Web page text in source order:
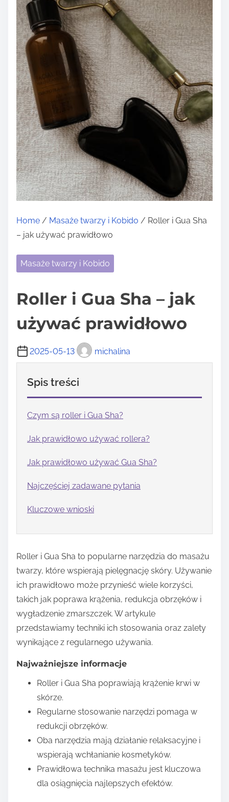
Home / Masaże twarzy i Kobido / Roller i Gua Sha
– jak używać prawidłowo
Masaże twarzy i Kobido
Roller i Gua Sha – jak
używać prawidłowo
2025-05-13 michalina
Spis treści
Czym są roller i Gua Sha?
Jak prawidłowo używać rollera?
Jak prawidłowo używać Gua Sha?
Najczęściej zadawane pytania
Kluczowe wnioski
Roller i Gua Sha to popularne narzędzia do masażu
twarzy, które wspierają pielęgnację skóry. Używanie
ich prawidłowo może przynieść wiele korzyści,
takich jak poprawa krążenia, redukcja obrzęków i
wygładzenie zmarszczek. W artykule
przedstawiamy techniki ich stosowania oraz zalety
wynikające z regularnego używania.
Najważniejsze informacje
Roller i Gua Sha poprawiają krążenie krwi w
skórze.
Regularne stosowanie narzędzi pomaga w
redukcji obrzęków.
Oba narzędzia mają działanie relaksacyjne i
wspierają wchłanianie kosmetyków.
Prawidłowa technika masażu jest kluczowa
dla osiągnięcia najlepszych efektów.